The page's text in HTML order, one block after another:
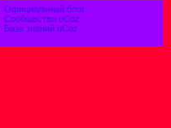
Официальный блог
Сообщество uCoz
База знаний uCoz